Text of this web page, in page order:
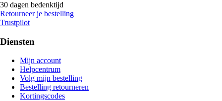
30 dagen bedenktijd
Retourneer je bestelling
Trustpilot
Diensten
Mijn account
Helpcentrum
Volg mijn bestelling
Bestelling retourneren
Kortingscodes